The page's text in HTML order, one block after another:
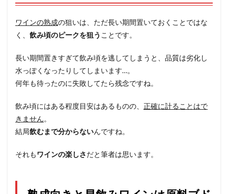
ワインの熟成の狙いは、ただ長い期間置いておくことではな
く、 飲み頃のピークを狙う ことです。
長い期間置きすぎて飲み頃を逃してしまうと、品質は劣化し
水っぽくなったりしてしまいます…。
何年も待ったのに失敗してたら残念ですね。
飲み頃にはある程度目安はあるものの、 正確に計ることはで
きません。
結局飲むまで分からないんですね。
それもワインの楽しさだと筆者は思います。